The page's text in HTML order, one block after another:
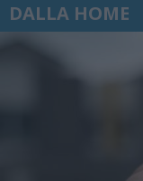
DALLA HOME